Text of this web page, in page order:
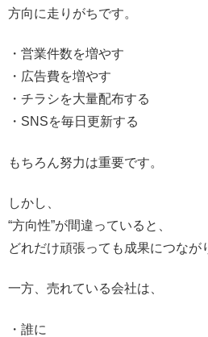
方向に走りがちです。
・営業件数を増やす
・広告費を増やす
・チラシを大量配布する
・SNSを毎日更新する
もちろん努力は重要です。
しかし、
“方向性”が間違っていると、
どれだけ頑張っても成果につなが
一方、売れている会社は、
・誰に